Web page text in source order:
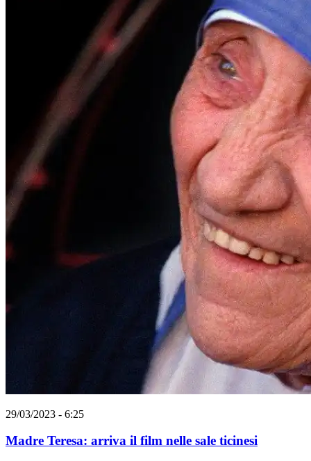
29/03/2023 - 6:25
Madre Teresa: arriva il film nelle sale ticinesi